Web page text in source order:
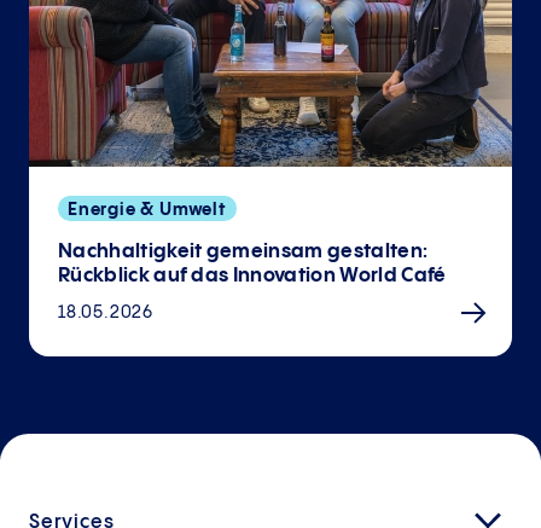
Energie & Umwelt
Nachhaltigkeit gemeinsam gestalten:
Rückblick auf das Innovation World Café
18.05.2026
Services